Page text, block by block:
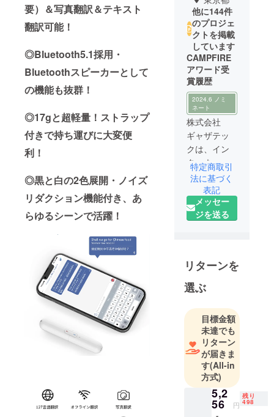
要）＆写真翻訳＆テキスト
翻訳可能！
◎Bluetooth5.1採用・
Bluetoothスピーカーとして
の機能も抜群！
◎17gと超軽量！ストラップ
付きで持ち運びに大変便
利！
◎黒と白の2色展開・ノイズ
リダクション機能付き、あ
らゆるシーンで活躍！
他に144件
のプロジェ
クトを掲載
しています
CAMPFIRE
アワード受
賞履歴
2024.6 ノミ
ネート
株式会社
ギャザテッ
クは、イン
ターネット
を活用した
スマートな
次世代ライ
フスタイル
斬新でユ
ニークな商
品をお届け
します。
そのため弊
社は数多く
の海外メー
カーと代理
店契約を結
び、価値あ
特定商取引
法に基づく
表記
メッセー
ジを送る
リターンを
選ぶ
目標金額
未達でも
リターン
が届きま
す(All-in
方式)
5,2
56 円
残り
498